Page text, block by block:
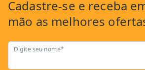
Cadastre-se e receba
mão as melhores
Digite seu nome*